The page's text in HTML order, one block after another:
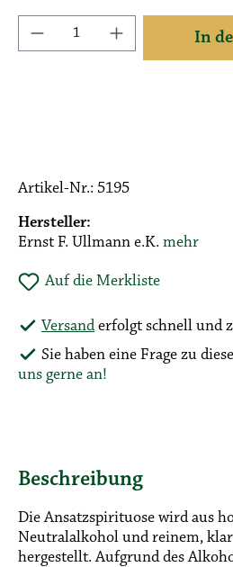
Produkt Anzahl: Gib den
In
Artikel-Nr.: 5195
Hersteller:
Ernst F. Ullmann e.K. mehr
Auf die Merkliste
Versand erfolgt schnell und
Sie haben eine Frage zu
uns gerne an!
Beschreibung
Die Ansatzspirituose wird aus
Neutralalkohol und reinem,
hergestellt. Aufgrund des